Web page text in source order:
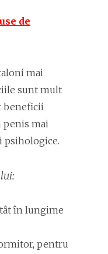
de
mai
sunt mult
beneficii
penis mai
psihologice.
în lungime
pentru